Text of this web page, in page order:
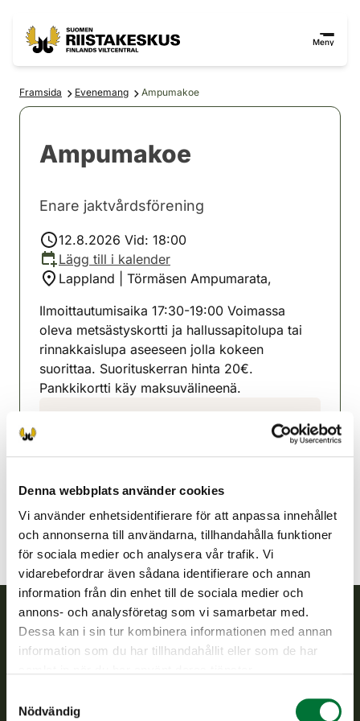
Denna webbplats använder cookies
Vi använder enhetsidentifierare för att anpassa innehållet
och annonserna till användarna, tillhandahålla funktioner
för sociala medier och analysera vår trafik. Vi
vidarebefordrar även sådana identifierare och annan
information från din enhet till de sociala medier och
annons- och analysföretag som vi samarbetar med.
Dessa kan i sin tur kombinera informationen med annan
information som du har tillhandahållit eller som de har
Nödvändig
Meny
Framsida Evenemang Ampumakoe
Ampumakoe
Enare jaktvårdsförening
12.8.2026 Vid: 18:00
Lägg till i kalender
Lappland | Törmäsen Ampumarata,
Ilmoittautumisaika 17:30-19:00 Voimassa
oleva metsästyskortti ja hallussapitolupa tai
rinnakkaislupa aseeseen jolla kokeen
suorittaa. Suorituskerran hinta 20€.
Pankkikortti käy maksuvälineenä.
inari@rhy.riista.fi
Finlands viltcentral
jaktvårdsföreningarnas verksamhet, ser till att viltpolitiken
verkställs och svarar för de offentliga förvaltningsuppgifter